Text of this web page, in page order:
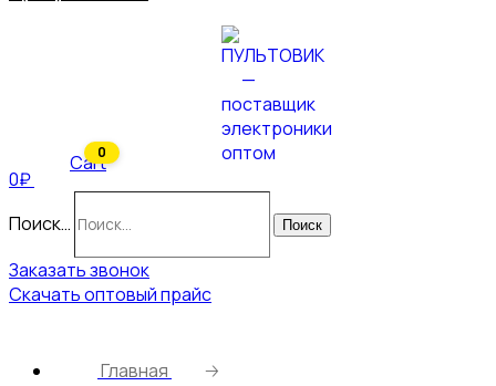
0₽
0
Cart
Поиск… Поиск
Заказать звонок
Скачать оптовый прайс
Главная
🡢